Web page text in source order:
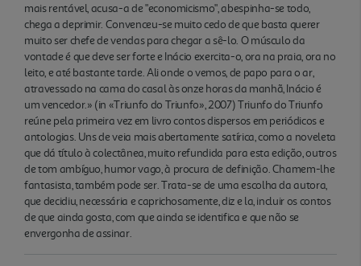
mais rentável, acusa-a de "economicismo", abespinha-se todo,
chega a deprimir. Convenceu-se muito cedo de que basta querer
muito ser chefe de vendas para chegar a sê-lo. O músculo da
vontade é que deve ser forte e Inácio exercita-o, ora na praia, ora no
leito, e até bastante tarde. Ali onde o vemos, de papo para o ar,
atravessado na cama do casal às onze horas da manhã, Inácio é
um vencedor.» (in «Triunfo do Triunfo», 2007) Triunfo do Triunfo
reúne pela primeira vez em livro contos dispersos em periódicos e
antologias. Uns de veia mais abertamente satírica, como a noveleta
que dá título à colectânea, muito refundida para esta edição, outros
de tom ambíguo, humor vago, à procura de definição. Chamem-lhe
fantasista, também pode ser. Trata-se de uma escolha da autora,
que decidiu, necessária e caprichosamente, diz e la, incluir os contos
de que ainda gosta, com que ainda se identifica e que não se
envergonha de assinar.